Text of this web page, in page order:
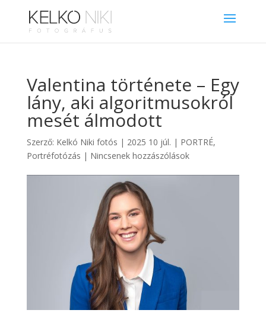
Valentina története – Egy
lány, aki algoritmusokról
mesét álmodott
Szerző: Kelkó Niki fotós | 2025 10 júl. | PORTRÉ,
Portréfotózás | Nincsenek hozzászólások